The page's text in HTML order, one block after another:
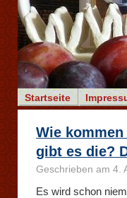
Startseite
Wie
gibt es die?
Geschrieben am 4.
Es wird schon